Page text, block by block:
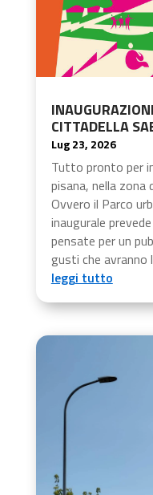
CITTADELLA
Lug 23, 2026
Tutto pronto per
pisana, nella zona
Ovvero il Parco
inaugurale
pensate per un
gusti che avranno
leggi tutto